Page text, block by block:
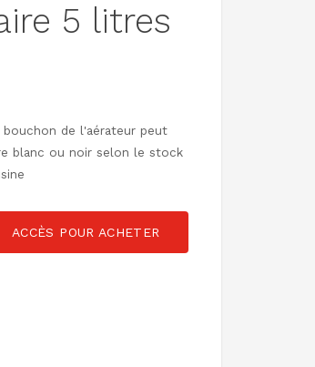
5 litres
bouchon de l'aérateur peut
blanc ou noir selon le stock
ACCÈS POUR ACHETER